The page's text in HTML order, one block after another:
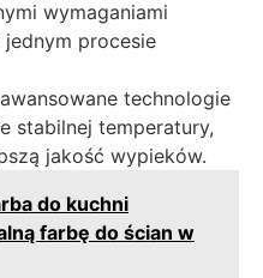
wymaganiami
procesie
technologie
stabilnej temperatury,
jakość wypieków.
do kuchni
farbę do ścian w